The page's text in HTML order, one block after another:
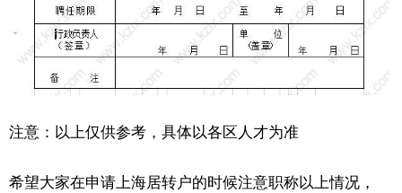
注意：以上仅供参考，具体以各区人才为准
希望大家在申请上海居转户的时候注意职称以上情况，